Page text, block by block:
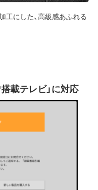
工にした、高級感あふれる
載テレビ」に対応